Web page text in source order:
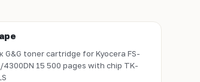
toner cartridge for Kyocera FS-
15 500 pages with chip TK-